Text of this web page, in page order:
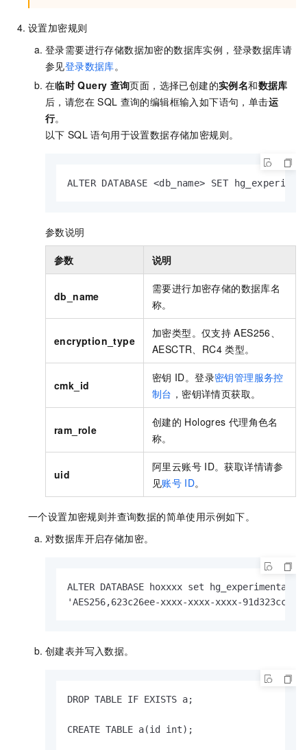
设置加密规则
登录需要进行存储数据加密的数据库实例，登录数据库请
参见登录数据库。
在临时 Query 查询页面，选择已创建的实例名和数据库
后，请您在 SQL 查询的编辑框输入如下语句，单击运
行。
以下 SQL 语句用于设置数据存储加密规则。
ALTER DATABASE <db_name> SET
参数说明
参数 说明
db_name
需要进行加密存储的数据库名
称。
encryption_type
加密类型。仅支持 AES256、
AESCTR、RC4 类型。
cmk_id
密钥 ID。登录密钥管理服务控
制台 ，密钥详情页获取。
ram_role
创建的 Hologres 代理角色名
称。
uid
阿里云账号 ID。获取详情请参
见账号 ID。
一个设置加密规则并查询数据的简单使用示例如下。
对数据库开启存储加密。
ALTER DATABASE hoxxxx set
'AES256,623c26ee-xxxx-xxxx-xxxx-
创建表并写入数据。
DROP TABLE IF EXISTS a;
CREATE TABLE a(id int);